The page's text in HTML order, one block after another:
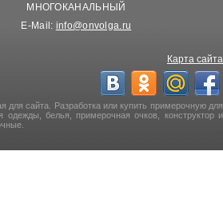
МНОГОКАНАЛЬНЫЙ
E-Mail: info@onvolga.ru
Карта сайта
для сайта. Разработка или купить примерочную для
одежды, белья, примерочная очков, конструктор и